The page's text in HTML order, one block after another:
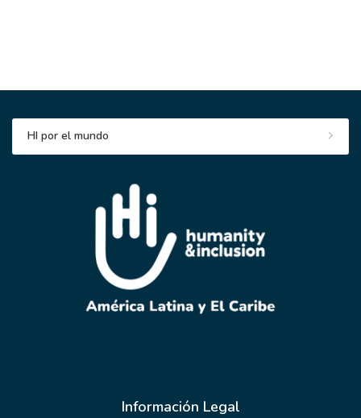
HI por el mundo
Información Legal